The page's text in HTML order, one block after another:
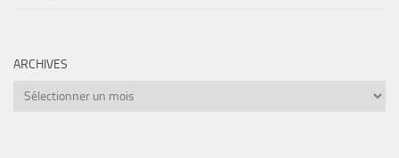
ARCHIVES
Archives